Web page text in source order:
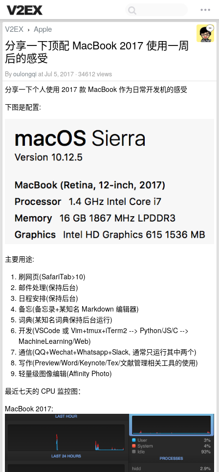
V2EX › Apple
分享一下顶配 MacBook 2017 使用一周
后的感受
Byoulongqi at Jul 5, 2017 · 34612 views
分享一下个人使用 2017 款 MacBook 作为日常开发机的感受
下图是配置:
主要用途:
刷网页(SafariTab>10)
邮件处理(保持后台)
日程安排(保持后台)
备忘(备忘录+某知名 Markdown 编辑器)
词典(某知名词典保持后台运行)
开发(VSCode 或 Vim+tmux+iTerm2 --> Python/JS/C -->
MachineLearning/Web)
通信(QQ+Wechat+Whatsapp+Slack, 通常只运行其中两个)
写作(Preview/Word/Keynote/Tex/文献管理相关工具的使用)
轻量级图像编辑(Affinity Photo)
最近七天的 CPU 监控图：
MacBook 2017: